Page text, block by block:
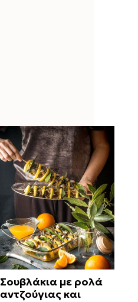
Σουβλάκια με ρολά
αντζούγιας και